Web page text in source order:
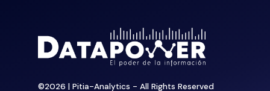
©2026 | Pitia-Analytics - All Rights Reserved